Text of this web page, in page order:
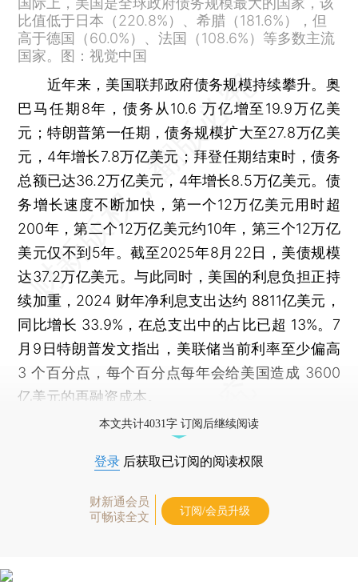
比值低于日本（220.8%）、希腊（181.6%），但
高于德国（60.0%）、法国（108.6%）等多数主流
国家。图：视觉中国
近年来，美国联邦政府债务规模持续攀升。奥
巴马任期8年，债务从10.6 万亿增至19.9万亿美
元；特朗普第一任期，债务规模扩大至27.8万亿美
元，4年增长7.8万亿美元；拜登任期结束时，债务
总额已达36.2万亿美元，4年增长8.5万亿美元。债
务增长速度不断加快，第一个12万亿美元用时超
200年，第二个12万亿美元约10年，第三个12万亿
美元仅不到5年。截至2025年8月22日，美债规模
达37.2万亿美元。与此同时， 美国的利息负担正持
续加重 ，2024 财年净利息支出达约 8811亿美元，
同比增长 33.9%，在总支出中的占比已超 13%。7
月9日特朗普发文指出，美联储当前利率至少偏高
3 个百分点，每个百分点每年会给美国造成 3600
亿美元的再融资成本。
本文共计4031字 订阅后继续阅读
登录 后获取已订阅的阅读权限
财新通会员
可畅读全文
订阅/会员升级